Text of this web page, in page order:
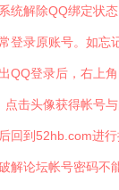
统解除QQ绑定状
登录原账号。如忘
QQ登录后，右上
击头像获得帐号
回到52hb.com进
解论坛帐号密码不